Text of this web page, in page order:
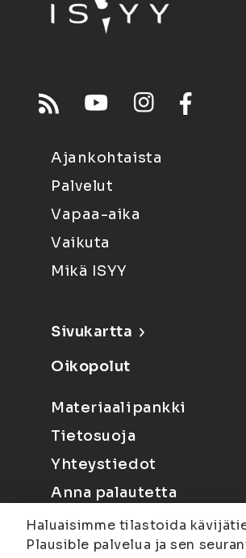
Ajankohtaista
Palvelut
Vapaa-aika
Vaikuta
Mikä ISYY
Sivukartta
Oikopolut
Materiaalipankki
Tietosuoja
Yhteystiedot
Anna palautetta
Haluaisimme tilastoida
Plausible palvelua ja sen